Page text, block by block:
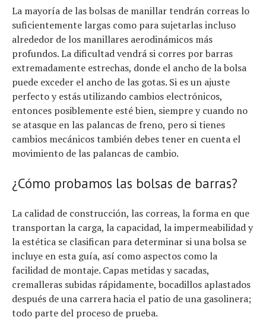
La mayoría de las bolsas de manillar tendrán correas lo
suficientemente largas como para sujetarlas incluso
alrededor de los manillares aerodinámicos más
profundos. La dificultad vendrá si corres por barras
extremadamente estrechas, donde el ancho de la bolsa
puede exceder el ancho de las gotas. Si es un ajuste
perfecto y estás utilizando cambios electrónicos,
entonces posiblemente esté bien, siempre y cuando no
se atasque en las palancas de freno, pero si tienes
cambios mecánicos también debes tener en cuenta el
movimiento de las palancas de cambio.
¿Cómo probamos las bolsas de barras?
La calidad de construcción, las correas, la forma en que
transportan la carga, la capacidad, la impermeabilidad y
la estética se clasifican para determinar si una bolsa se
incluye en esta guía, así como aspectos como la
facilidad de montaje. Capas metidas y sacadas,
cremalleras subidas rápidamente, bocadillos aplastados
después de una carrera hacia el patio de una gasolinera;
todo parte del proceso de prueba.